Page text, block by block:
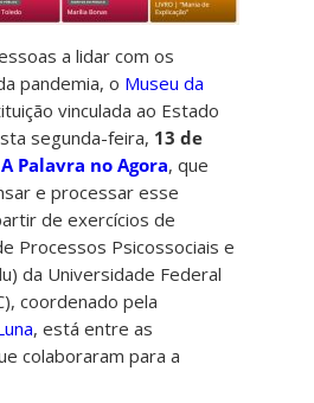
a lidar com os
pandemia, o Museu da
vinculada ao Estado
segunda-feira, 13 de
A Palavra no Agora, que
e processar esse
de exercícios de
Processos Psicossociais e
da Universidade Federal
coordenado pela
, está entre as
colaboraram para a